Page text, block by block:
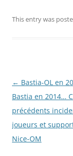
This entry was
Post
navigation
← Bastia-OL en
Bastia en 2014…
précédents
joueurs et
Nice-OM